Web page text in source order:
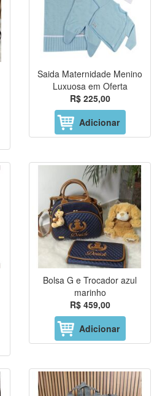
Saida Maternidade Menino
Luxuosa em Oferta
R$ 225,00
Adicionar
Bolsa G e Trocador azul
marinho
R$ 459,00
Adicionar